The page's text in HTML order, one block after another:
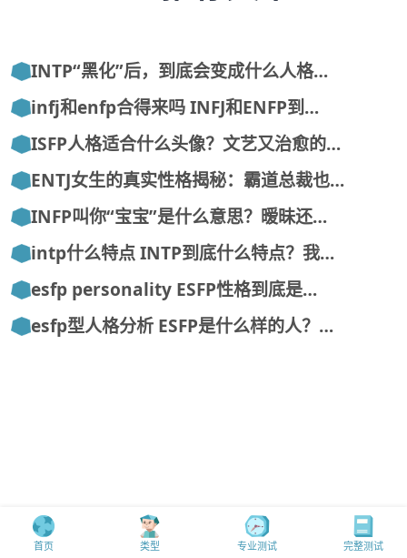
INTP“黑化”后，到底会变成什么人格…
infj和enfp合得来吗 INFJ和ENFP到…
ISFP人格适合什么头像？文艺又治愈的…
ENTJ女生的真实性格揭秘：霸道总裁也…
INFP叫你“宝宝”是什么意思？暧昧还…
intp什么特点 INTP到底什么特点？我…
esfp personality ESFP性格到底是…
esfp型人格分析 ESFP是什么样的人？…
MBTI中文mbti.mobi版权所有@16personalities
首页 类型 专业测试 完整测试